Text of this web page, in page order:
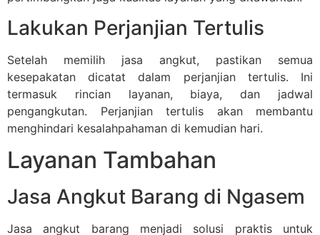
Lakukan Perjanjian Tertulis
Setelah memilih jasa angkut, pastikan semua
kesepakatan dicatat dalam perjanjian tertulis. Ini
termasuk rincian layanan, biaya, dan jadwal
pengangkutan. Perjanjian tertulis akan membantu
menghindari kesalahpahaman di kemudian hari.
Layanan Tambahan
Jasa Angkut Barang di Ngasem
Jasa angkut barang menjadi solusi praktis untuk